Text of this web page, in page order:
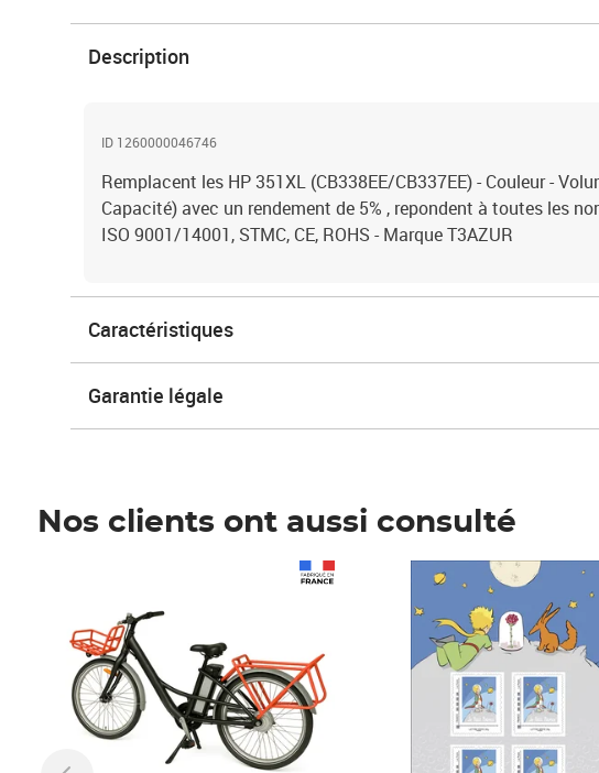
Description
ID 1260000046746
Remplacent les HP 351XL (CB338EE/CB337EE) - Couleur -
Capacité) avec un rendement de 5% , repondent à toutes les
ISO 9001/14001, STMC, CE, ROHS - Marque T3AZUR
Caractéristiques
Garantie légale
Nos clients ont aussi consulté
Prix 7,50€